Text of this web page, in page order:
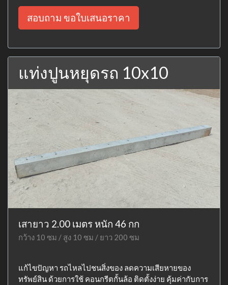
สอบถาม ขอใบเสนอราคา
แท่งปูนหยุดรถ 10x10
เสายาว 2.00 เมตร หนัก 46 กก
กว้าง 10 ซม / สูง 10 ซม / ยาว 200 ซม
แก้ไขปัญหา รถไหลไปชนสิ่งของ ลดความเสียหายของ
ทรัพย์สิน ด้วยการใช้ คอนกรีตกั้นล้อ ติดตั้งง่าย คุ้มค่ากับการ